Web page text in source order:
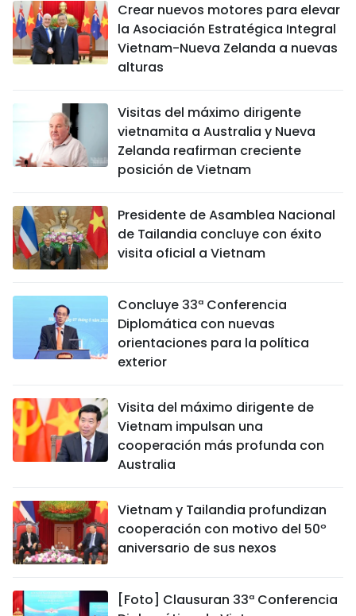
Crear nuevos motores para elevar
la Asociación Estratégica Integral
Vietnam-Nueva Zelanda a nuevas
alturas
Visitas del máximo dirigente
vietnamita a Australia y Nueva
Zelanda reafirman creciente
posición de Vietnam
Presidente de Asamblea Nacional
de Tailandia concluye con éxito
visita oficial a Vietnam
Concluye 33ª Conferencia
Diplomática con nuevas
orientaciones para la política
exterior
Visita del máximo dirigente de
Vietnam impulsan una
cooperación más profunda con
Australia
Vietnam y Tailandia profundizan
cooperación con motivo del 50º
aniversario de sus nexos
[Foto] Clausuran 33ª Conferencia